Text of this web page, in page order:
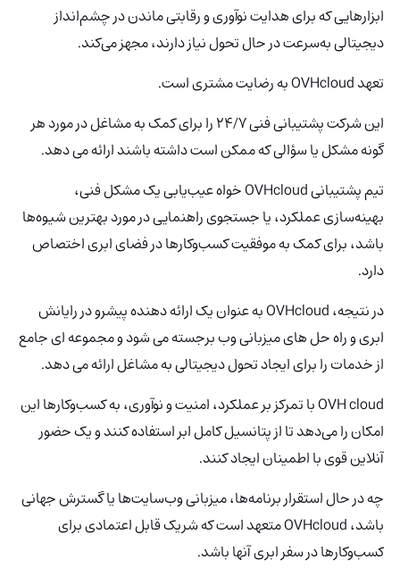
ابزارهایی که برای هدایت نوآوری و رقابتی ماندن در چشم‌انداز
دیجیتالی به‌سرعت در حال تحول نیاز دارند، مجهز می‌کند.
تعهد OVHcloud به رضایت مشتری است.
این شرکت پشتیبانی فنی 24/7 را برای کمک به مشاغل در مورد هر
گونه مشکل یا سؤالی که ممکن است داشته باشند ارائه می دهد.
تیم پشتیبانی OVHcloud خواه عیب‌یابی یک مشکل فنی،
بهینه‌سازی عملکرد، یا جستجوی راهنمایی در مورد بهترین شیوه‌ها
باشد، برای کمک به موفقیت کسب‌وکارها در فضای ابری اختصاص
دارد.
در نتیجه، OVHcloud به عنوان یک ارائه دهنده پیشرو در رایانش
ابری و راه حل های میزبانی وب برجسته می شود و مجموعه ای جامع
از خدمات را برای ایجاد تحول دیجیتالی به مشاغل ارائه می دهد.
OVH cloud با تمرکز بر عملکرد، امنیت و نوآوری، به کسب‌وکارها این
امکان را می‌دهد تا از پتانسیل کامل ابر استفاده کنند و یک حضور
آنلاین قوی با اطمینان ایجاد کنند.
چه در حال استقرار برنامه‌ها، میزبانی وب‌سایت‌ها یا گسترش جهانی
باشد، OVHcloud متعهد است که شریک قابل اعتمادی برای
کسب‌وکارها در سفر ابری آنها باشد.